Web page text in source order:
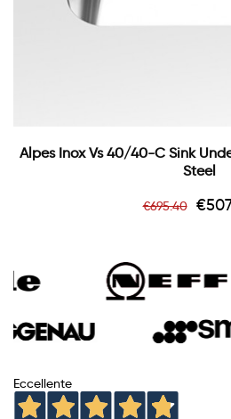
Alpes Inox Vs 40/40-C Sink
Steel
Regular
€695.40 Price
Eccellente